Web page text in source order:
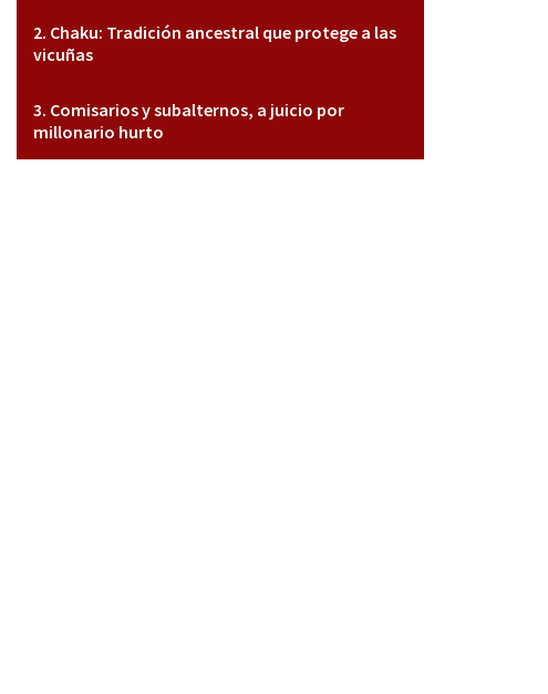
Chaku: Tradición ancestral que protege a las
vicuñas
Comisarios y subalternos, a juicio por
millonario hurto